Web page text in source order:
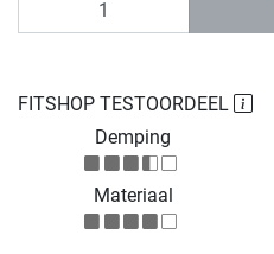
FITSHOP TESTOORDEEL
Demping
Materiaal